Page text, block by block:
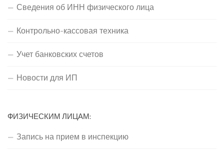
Сведения об ИНН физического лица
Контрольно-кассовая техника
Учет банковских счетов
Новости для ИП
ФИЗИЧЕСКИМ ЛИЦАМ:
Запись на прием в инспекцию